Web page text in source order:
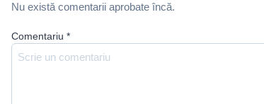
Nu există comentarii aprobate încă.
Comentariu *